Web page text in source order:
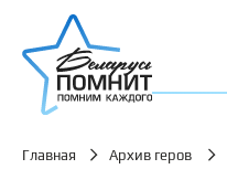
Главная Архив геров